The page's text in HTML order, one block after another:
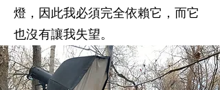
燈，因此我必須完全依賴它，而它
也沒有讓我失望。